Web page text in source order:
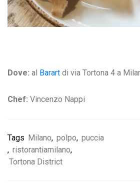
Dove: al Barart di via Tortona 4 a
Chef: Vincenzo Nappi
Tags Milano, polpo, puccia
, ristorantiamilano,
Tortona District